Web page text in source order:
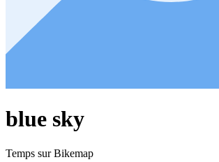
blue sky
Temps sur Bikemap